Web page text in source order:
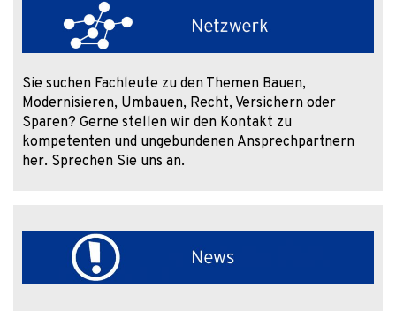
Sie suchen Fachleute zu den Themen Bauen,
Modernisieren, Umbauen, Recht, Versichern oder
Sparen? Gerne stellen wir den Kontakt zu
kompetenten und ungebundenen Ansprechpartnern
her. Sprechen Sie uns an.